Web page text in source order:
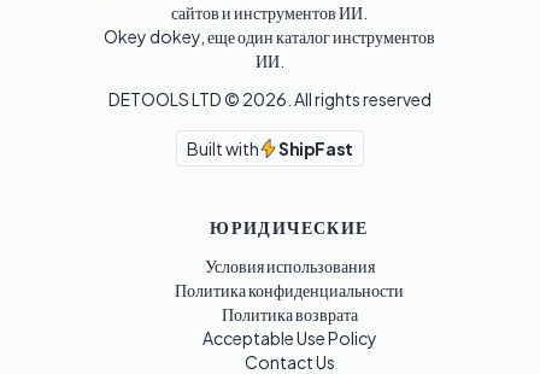
сайтов и инструментов ИИ.
Okey dokey, еще один каталог инструментов
ИИ.
DETOOLS LTD © 2026 . All rights reserved
Built with ShipFast
ЮРИДИЧЕСКИЕ
Условия использования
Политика конфиденциальности
Политика возврата
Acceptable Use Policy
Contact Us